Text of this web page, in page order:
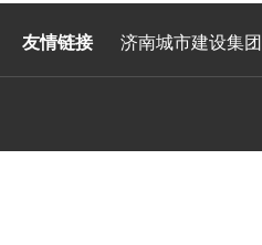
友情链接 济南城市建设集团